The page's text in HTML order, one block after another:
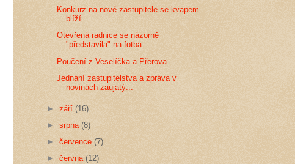
Konkurz na nové zastupitele se kvapem
blíží
Otevřená radnice se názorně
"představila" na fotba...
Poučení z Veselíčka a Přerova
Jednání zastupitelstva a zpráva v
novinách zaujatý...
►září(16)
►srpna (8)
►července (7)
►června (12)